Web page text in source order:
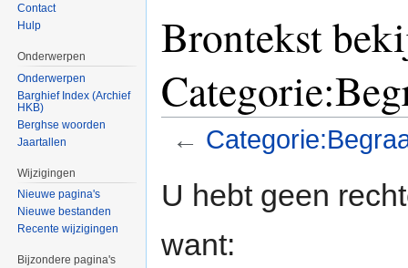
Brontekst
←
U hebt geen
want:
Contact
Hulp
Onderwerpen
Onderwerpen
Barghief Index (Archief
HKB)
Berghse woorden
Jaartallen
Wijzigingen
Nieuwe pagina's
Nieuwe bestanden
Recente wijzigingen
Bijzondere pagina's